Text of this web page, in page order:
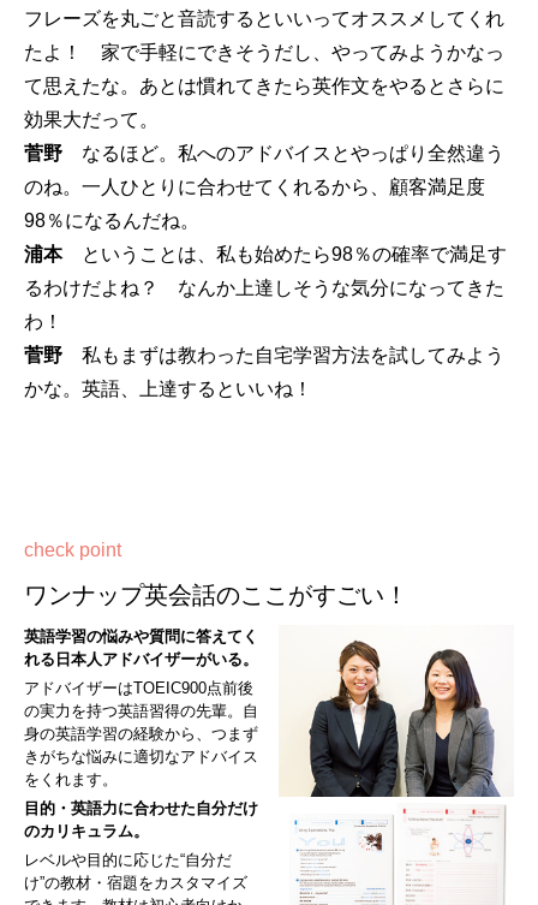
フレーズを丸ごと音読するといいってオススメしてくれ
たよ！ 家で手軽にできそうだし、やってみようかなっ
て思えたな。あとは慣れてきたら英作文をやるとさらに
効果大だって。
菅野 なるほど。私へのアドバイスとやっぱり全然違う
のね。一人ひとりに合わせてくれるから、顧客満足度
98％になるんだね。
浦本ということは、私も始めたら98％の確率で満足す
るわけだよね？ なんか上達しそうな気分になってきた
わ！
菅野 私もまずは教わった自宅学習方法を試してみよう
かな。英語、上達するといいね！
check point
ワンナップ英会話のここがすごい！
英語学習の悩みや質問に答えてく
れる日本人アドバイザーがいる。
アドバイザーはTOEIC900点前後
の実力を持つ英語習得の先輩。自
身の英語学習の経験から、つまず
きがちな悩みに適切なアドバイス
をくれます。
目的・英語力に合わせた自分だけ
のカリキュラム。
レベルや目的に応じた“自分だ
け”の教材・宿題をカスタマイズ